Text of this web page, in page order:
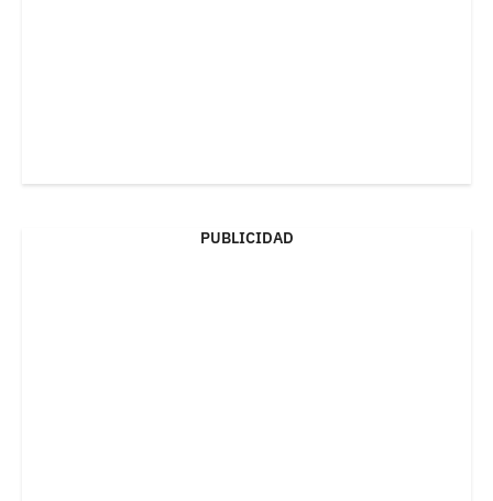
PUBLICIDAD